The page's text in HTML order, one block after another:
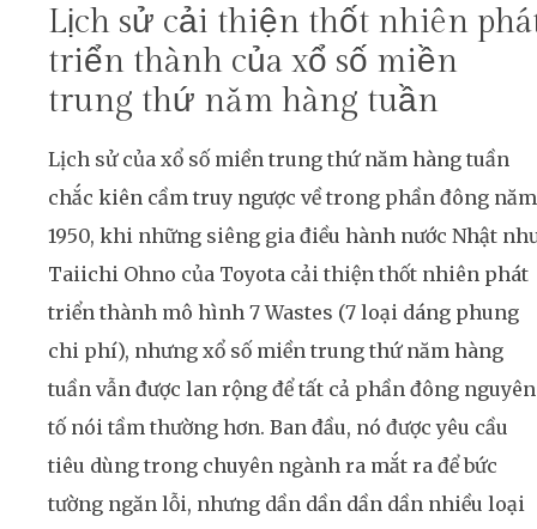
Lịch sử cải thiện thốt nhiên
triển thành của xổ số miền
trung thứ năm hàng tuần
Lịch sử của xổ số miền trung thứ năm hàng tuần
chắc kiên cầm truy ngược về trong phần đông năm
1950, khi những siêng gia điều hành nước Nhật
Taiichi Ohno của Toyota cải thiện thốt nhiên phát
triển thành mô hình 7 Wastes (7 loại dáng phung
chi phí), nhưng xổ số miền trung thứ năm hàng
tuần vẫn được lan rộng để tất cả phần đông nguyên
tố nói tầm thường hơn. Ban đầu, nó được yêu cầu
tiêu dùng trong chuyên ngành ra mắt ra để bức
tường ngăn lỗi, nhưng dần dần dần dần nhiều loại